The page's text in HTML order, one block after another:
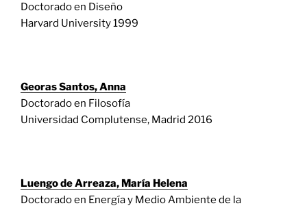
Doctorado en Diseño
Harvard University 1999
Georas Santos, Anna
Doctorado en Filosofía
Universidad Complutense, Madrid 2016
Luengo de Arreaza, María Helena
Doctorado en Energía y Medio Ambiente de la